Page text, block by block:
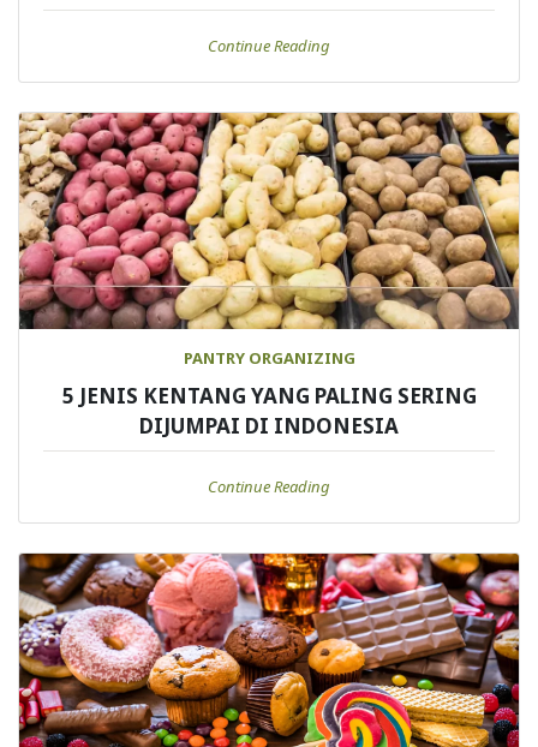
Continue Reading
PANTRY ORGANIZING
5 JENIS KENTANG YANG PALING SERING
DIJUMPAI DI INDONESIA
Continue Reading